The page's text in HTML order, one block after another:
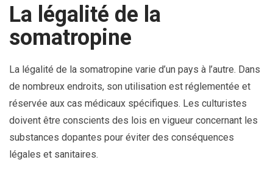
La légalité de la
somatropine
La légalité de la somatropine varie d’un pays à l’autre. Dans
de nombreux endroits, son utilisation est réglementée et
réservée aux cas médicaux spécifiques. Les culturistes
doivent être conscients des lois en vigueur concernant les
substances dopantes pour éviter des conséquences
légales et sanitaires.